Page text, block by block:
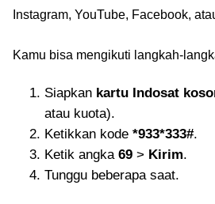
Instagram, YouTube, Facebook,
Kamu bisa mengikuti langkah-
Siapkan kartu Indosat
atau kuota).
Ketikkan kode *933*333#.
Ketik angka 69 > Kirim.
Tunggu beberapa saat.